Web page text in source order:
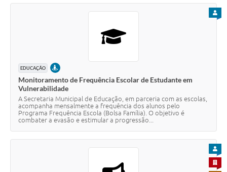
EDUCAÇÃO PRESENCIAL
Monitoramento de Frequência Escolar de Estudante em
Vulnerabilidade
A Secretaria Municipal de Educação, em parceria com as escolas,
acompanha mensalmente a frequência dos alunos pelo
Programa Frequência Escola (Bolsa Família). O objetivo é
combater a evasão e estimular a progressão...
PARA